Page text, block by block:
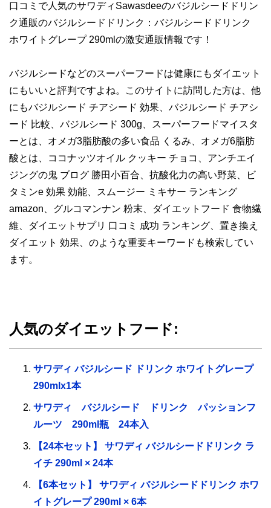
口コミで人気のサワディSawasdeeのバジルシードドリン
ク通販のバジルシードドリンク：バジルシードドリンク
ホワイトグレープ 290mlの激安通販情報です！
バジルシードなどのスーパーフードは健康にもダイエット
にもいいと評判ですよね。このサイトに訪問した方は、他
にもバジルシード チアシード 効果、バジルシード チアシ
ード 比較、バジルシード 300g、スーパーフードマイスタ
ーとは、オメガ3脂肪酸の多い食品 くるみ、オメガ6脂肪
酸とは、ココナッツオイル クッキー チョコ、アンチエイ
ジングの鬼 ブログ 勝田小百合、抗酸化力の高い野菜、ビ
タミンe 効果 効能、スムージー ミキサー ランキング
amazon、グルコマンナン 粉末、ダイエットフード 食物繊
維、ダイエットサプリ 口コミ 成功 ランキング、置き換え
ダイエット 効果、のような重要キーワードも検索してい
ます。
人気のダイエットフード:
サワディ バジルシード ドリンク ホワイトグレープ
290mlx1本
サワディ バジルシード ドリンク パッションフ
ルーツ 290ml瓶 24本入
【24本セット】 サワディ バジルシードドリンク ラ
イチ 290ml × 24本
【6本セット】 サワディ バジルシードドリンク ホワ
イトグレープ 290ml × 6本